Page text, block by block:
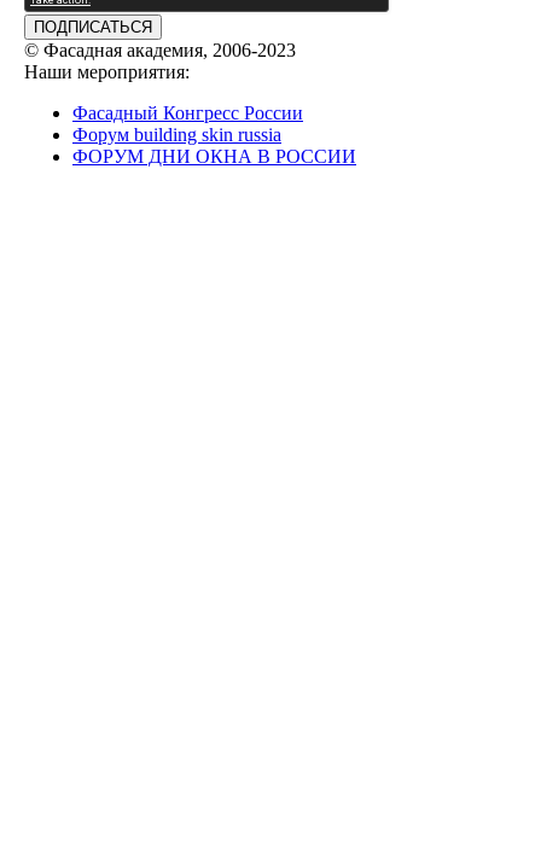
ПОДПИСАТЬСЯ
© Фасадная академия, 2006-2023
Наши мероприятия:
Фасадный Конгресс России
Форум building skin russia
ФОРУМ ДНИ ОКНА В РОССИИ